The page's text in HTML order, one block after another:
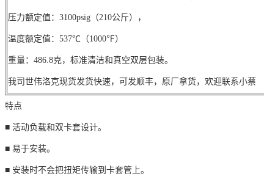
压力额定值：3100psig（210公斤），
温度额定值：537℃（1000℉）
重量：486.8克，标准清洁和真空双层包装。
我司世伟洛克现货发货快速，可发顺丰，原厂拿货，欢迎联系小蔡
特点
■ 活动负载和双卡套设计。
■ 易于安装。
■ 安装时不会把扭矩传输到卡套管上。